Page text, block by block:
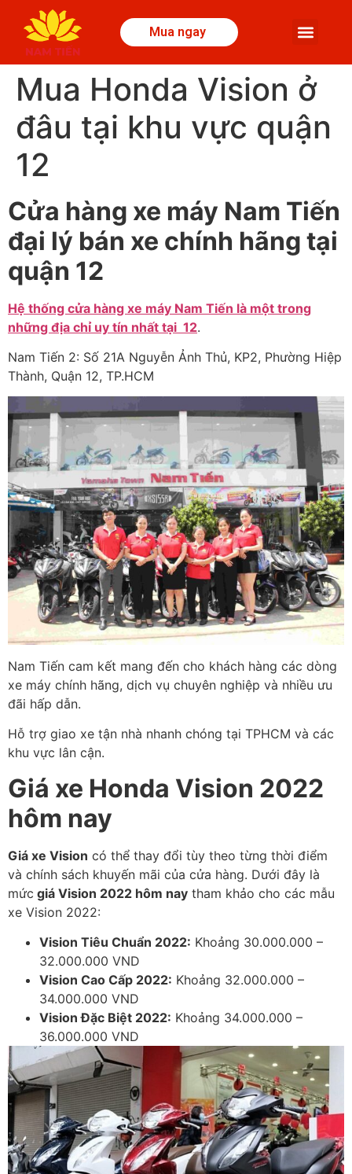
Mua ngay
Mua Honda Vision ở
đâu tại khu vực quận
12
Cửa hàng xe máy Nam Tiến
đại lý bán xe chính hãng tại
quận 12
Hệ thống cửa hàng xe máy Nam Tiến là một trong
những địa chỉ uy tín nhất tại 12.
Nam Tiến 2: Số 21A Nguyễn Ảnh Thủ, KP2, Phường Hiệp
Thành, Quận 12, TP.HCM
Nam Tiến cam kết mang đến cho khách hàng các dòng
xe máy chính hãng, dịch vụ chuyên nghiệp và nhiều ưu
đãi hấp dẫn.
Hỗ trợ giao xe tận nhà nhanh chóng tại TPHCM và các
khu vực lân cận.
Giá xe Honda Vision 2022
hôm nay
Giá xe Vision có thể thay đổi tùy theo từng thời điểm
và chính sách khuyến mãi của cửa hàng. Dưới đây là
mức giá Vision 2022 hôm nay tham khảo cho các mẫu
xe Vision 2022:
Vision Tiêu Chuẩn 2022: Khoảng 30.000.000 –
32.000.000 VND
Vision Cao Cấp 2022: Khoảng 32.000.000 –
34.000.000 VND
Vision Đặc Biệt 2022: Khoảng 34.000.000 –
36.000.000 VND